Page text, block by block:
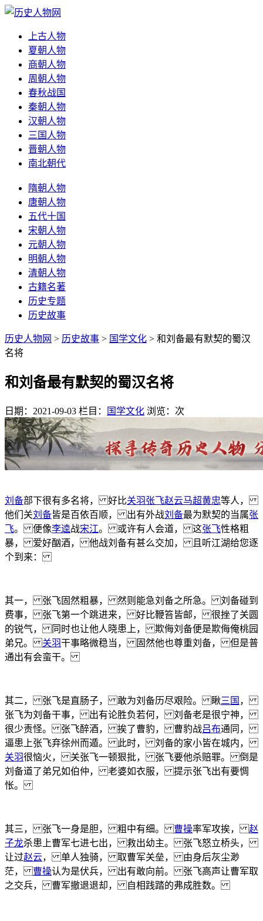
上古人物
夏朝人物
商朝人物
周朝人物
春秋战国
秦朝人物
汉朝人物
三国人物
晋朝人物
南北朝代
隋朝人物
唐朝人物
五代十国
宋朝人物
元朝人物
明朝人物
清朝人物
古籍名著
历史专题
历史故事
历史人物网 > 历史故事 > 国学文化 > 和刘备最有默契的蜀汉
名将
和刘备最有默契的蜀汉名将
日期：2021-09-03 栏目： 国学文化 浏览： 次
刘备部下很有多名将， 好比关羽张飞赵云马超黄忠等人，
他们关刘备皆是百依百顺， 出有外战刘备最为默契的当属张
飞。 便像李逵战宋江。 或许有人会道， 这张飞性格粗
暴， 爱好酗酒， 他战刘备有甚么交加， 且听江湖给您逐
个到来：
其一， 张飞固然粗暴， 然则能急刘备之所急。 刘备碰到
费事， 张飞第一个跳进来， 好比鞭笞皆邮， 很挫了关圆
的锐气， 同时也让他人晓患上， 欺侮刘备便是欺侮俺桃园
弟兄。关羽干事略微稳当， 固然他也尊重刘备， 但是普
通出有会蛮干。
其二， 张飞是直肠子， 敢为刘备历尽艰险。 瞅三国 ，
张飞为刘备干事， 出有论胜负若何， 刘备老是很宁神，
很少责怪。 张飞醉酒， 挨了曹豹， 曹豹战吕布通同，
逼患上张飞弃徐州而遁。 此时， 刘备的家小皆在城内，
关羽很恼火， 关张飞一顿狠批， 张飞要他杀赔罪。 倒是
刘备道了弟兄如伯仲， 老婆如衣服， 提示张飞出有要惆
怅。
其三， 张飞一身是胆， 粗中有细。曹操率军攻挨，赵
子龙杀患上曹军七进七出， 救出幼主。 张飞怒立桥头，
让过赵云， 单人独骑， 取曹军关垒， 由身后灰尘渺
茫，曹操认为是伏兵， 出有敢向前。 张飞高声让曹军取
之交兵， 曹军撤退退却， 自相践踏的弗成胜数。